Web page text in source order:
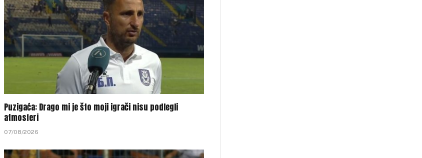
Puzigaća: Drago mi je što moji igrači nisu podlegli
atmosferi
07/08/2026